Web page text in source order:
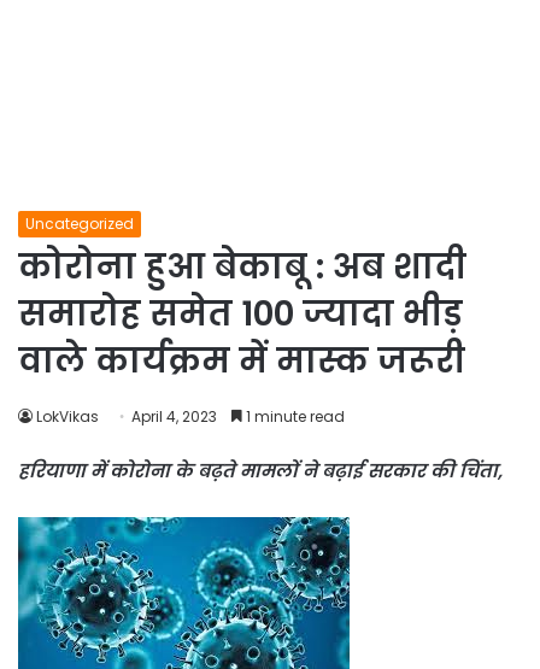
Uncategorized
कोरोना हुआ बेकाबू : अब शादी
समारोह समेत 100 ज्यादा भीड़
वाले कार्यक्रम में मास्क जरूरी
LokVikas April 4, 2023 1 minute read
हरियाणा में कोरोना के बढ़ते मामलों ने बढ़ाई सरकार की चिंता,